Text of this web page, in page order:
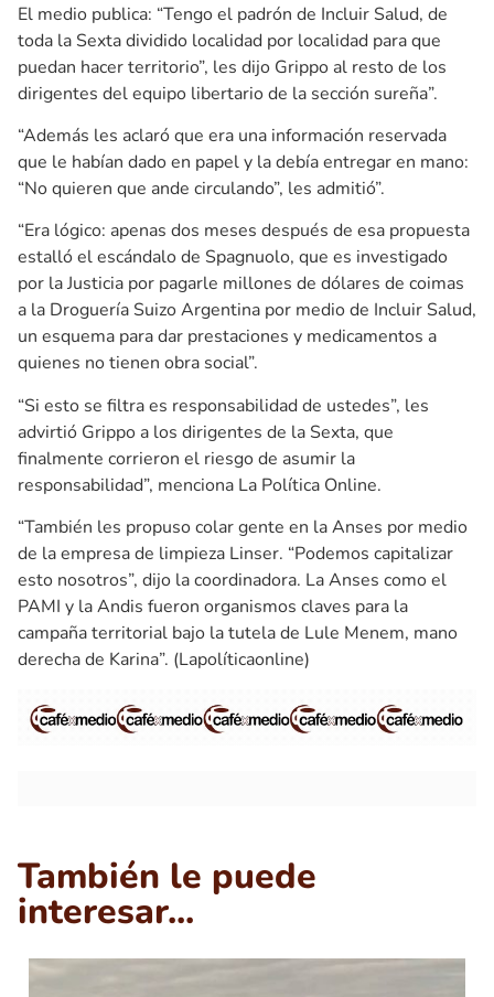
El medio publica: “Tengo el padrón de Incluir Salud, de
toda la Sexta dividido localidad por localidad para que
puedan hacer territorio”, les dijo Grippo al resto de los
dirigentes del equipo libertario de la sección sureña”.
“Además les aclaró que era una información reservada
que le habían dado en papel y la debía entregar en mano:
“No quieren que ande circulando”, les admitió”.
“Era lógico: apenas dos meses después de esa propuesta
estalló el escándalo de Spagnuolo, que es investigado
por la Justicia por pagarle millones de dólares de coimas
a la Droguería Suizo Argentina por medio de Incluir Salud,
un esquema para dar prestaciones y medicamentos a
quienes no tienen obra social”.
“Si esto se filtra es responsabilidad de ustedes”, les
advirtió Grippo a los dirigentes de la Sexta, que
finalmente corrieron el riesgo de asumir la
responsabilidad”, menciona La Política Online.
“También les propuso colar gente en la Anses por medio
de la empresa de limpieza Linser. “Podemos capitalizar
esto nosotros”, dijo la coordinadora. La Anses como el
PAMI y la Andis fueron organismos claves para la
campaña territorial bajo la tutela de Lule Menem, mano
derecha de Karina”. (Lapolíticaonline)
También le puede
interesar...